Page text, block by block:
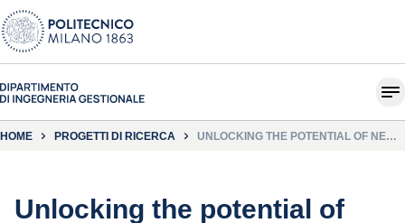
HOME PROGETTI DI RICERCA
UNLOCKING THE POTENTIAL OF NEW
Unlocking the potential of